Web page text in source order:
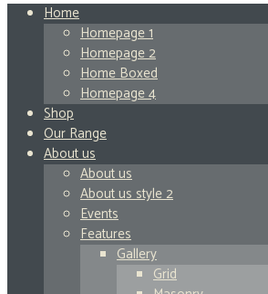
Home
Homepage 1
Homepage 2
Home Boxed
Homepage 4
Shop
Our Range
About us
About us
About us style 2
Events
Features
Gallery
Grid